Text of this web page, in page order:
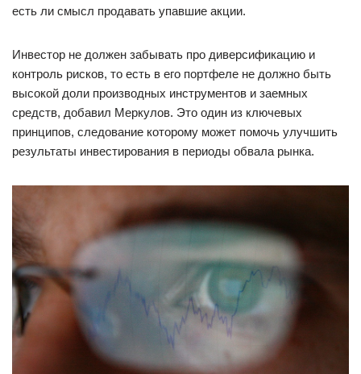
есть ли смысл продавать упавшие акции.
Инвестор не должен забывать про диверсификацию и
контроль рисков, то есть в его портфеле не должно быть
высокой доли производных инструментов и заемных
средств, добавил Меркулов. Это один из ключевых
принципов, следование которому может помочь улучшить
результаты инвестирования в периоды обвала рынка.